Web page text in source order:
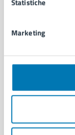
Marketing
Aree amministrative
Uffici
Politici